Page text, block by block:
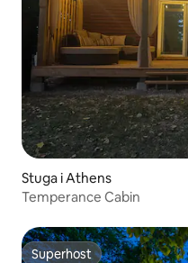
Stuga i Athens
Temperance Cabin
Superhost